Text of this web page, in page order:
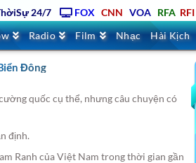
24/7 FOX CNN VOA RFA
Radio Film Nhạc Hài Kịch
Đông
quốc cụ thể, nhưng câu chuyện có
định.
Ranh của Việt Nam trong thời gian gần